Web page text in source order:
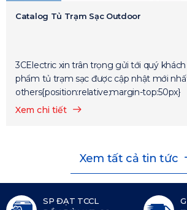
Catalog Tủ Trạm Sạc Outdoor
3CElectric xin trân trọng gửi tới quý
phẩm tủ trạm sạc được cập nhật mới nhất.
others{position:relative;margin-top:50px}
Xem chi tiết
Xem tất cả tin tức
SP ĐẠT TCCL